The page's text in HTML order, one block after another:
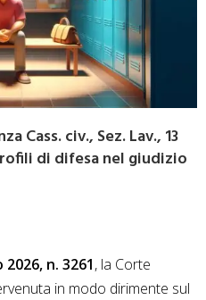
Cass. civ., Sez. Lav., 13
di difesa nel giudizio
n. 3261, la Corte
in modo dirimente sul